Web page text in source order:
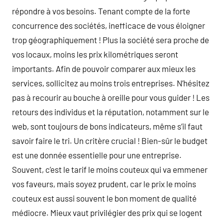
répondre à vos besoins. Tenant compte de la forte
concurrence des sociétés, inefficace de vous éloigner
trop géographiquement ! Plus la société sera proche de
vos locaux, moins les prix kilométriques seront
importants. Afin de pouvoir comparer aux mieux les
services, sollicitez au moins trois entreprises. N’hésitez
pas à recourir au bouche à oreille pour vous guider ! Les
retours des individus et la réputation, notamment sur le
web, sont toujours de bons indicateurs, même s’il faut
savoir faire le tri. Un critère crucial ! Bien-sûr le budget
est une donnée essentielle pour une entreprise.
Souvent, c’est le tarif le moins couteux qui va emmener
vos faveurs, mais soyez prudent, car le prix le moins
couteux est aussi souvent le bon moment de qualité
médiocre. Mieux vaut privilégier des prix qui se logent